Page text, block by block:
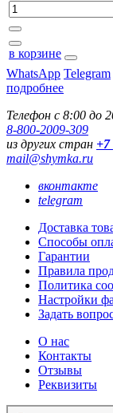
в корзине
WhatsApp Telegram
подробнее
Телефон с 8:00 до
8-800-2009-309
из других стран +7
mail@shymka.ru
вконтакте
telegram
Доставка
Способы
Гарантии
Правила
Политика
Настройки
Задать
О нас
Контакты
Отзывы
Реквизиты